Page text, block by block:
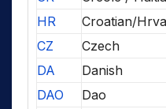
HR
Croatian/
CZ
Czech
DA
Danish
DAO
Dao